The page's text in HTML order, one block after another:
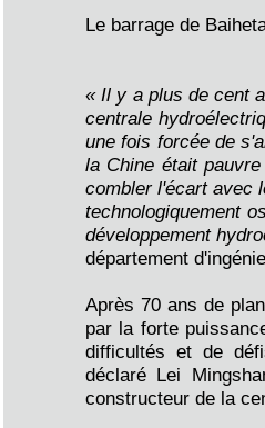
Le barrage de
« Il y a plus de cent
centrale
une fois forcée de
la Chine était
combler l'écart avec
technologiquement
développement
département
Après 70 ans de
par la forte
difficultés et de
déclaré Lei
constructeur de la